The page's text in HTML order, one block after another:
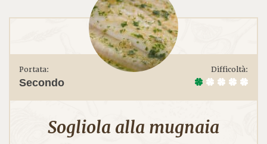
Portata:
Secondo
Difficoltà:
Sogliola alla mugnaia